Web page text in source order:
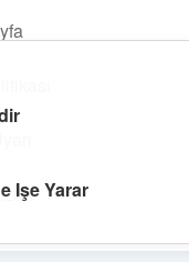
Işe Yarar